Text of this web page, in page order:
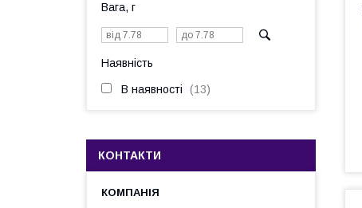
Вага, г
Наявність
В наявності 13
КОНТАКТИ